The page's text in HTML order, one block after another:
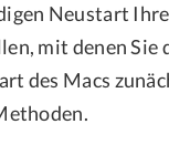
Neustart
mit denen Sie
des Macs